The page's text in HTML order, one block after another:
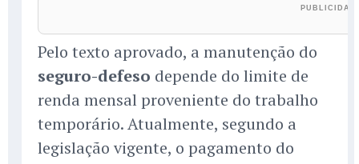
Pelo texto aprovado, a manutenção do
seguro-defeso depende do limite de
renda mensal proveniente do trabalho
temporário. Atualmente, segundo a
legislação vigente, o pagamento do